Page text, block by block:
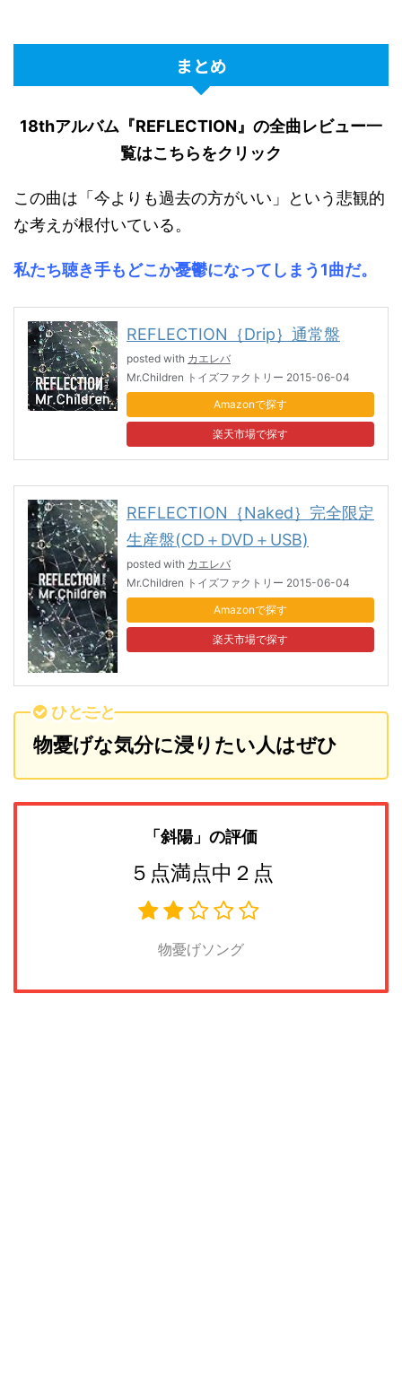
まとめ
18thアルバム『REFLECTION』の全曲レビュー一
覧はこちらをクリック
この曲は「今よりも過去の方がいい」という悲観的
な考えが根付いている。
私たち聴き手もどこか憂鬱になってしまう1曲だ。
REFLECTION｛Drip｝通常盤
posted with カエレバ
Mr.Children トイズファクトリー 2015-06-04
Amazon
楽天市場
REFLECTION｛Naked｝完全限定
生産盤(CD＋DVD＋USB)
posted with カエレバ
Mr.Children トイズファクトリー 2015-06-04
Amazon
楽天市場
ひとこと
物憂げな気分に浸りたい人はぜひ
「斜陽 」の評価
５点満点中２点
物憂げソング